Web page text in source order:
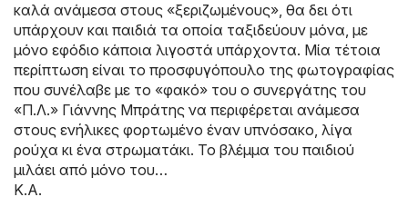
καλά ανάμεσα στους «ξεριζωμένους», θα δει ότι
υπάρχουν και παιδιά τα οποία ταξιδεύουν μόνα, με
μόνο εφόδιο κάποια λιγοστά υπάρχοντα. Μία τέτοια
περίπτωση είναι το προσφυγόπουλο της φωτογραφίας
που συνέλαβε με το «φακό» του ο συνεργάτης του
«Π.Λ.» Γιάννης Μπράτης να περιφέρεται ανάμεσα
στους ενήλικες φορτωμένο έναν υπνόσακο, λίγα
ρούχα κι ένα στρωματάκι. Το βλέμμα του παιδιού
μιλάει από μόνο του…
Κ.Α.